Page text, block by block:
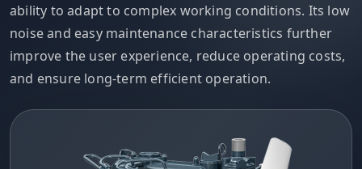
ability to adapt to complex working conditions. Its low
noise and easy maintenance characteristics further
improve the user experience, reduce operating costs,
and ensure long-term efficient operation.